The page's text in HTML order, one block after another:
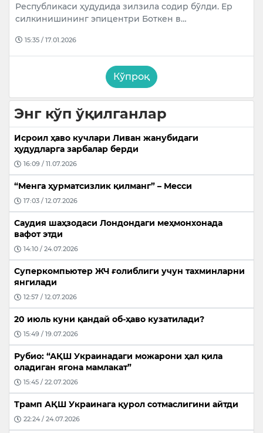
Республикаси ҳудудида зилзила содир бўлди. Ер
силкинишининг эпицентри Боткен в…
15:35 / 17.01.2026
Кўпроқ
Энг кўп ўқилганлар
Исроил ҳаво кучлари Ливан жанубидаги
ҳудудларга зарбалар берди
16:09 / 11.07.2026
“Менга ҳурматсизлик қилманг” – Месси
17:03 / 12.07.2026
Саудия шаҳзодаси Лондондаги меҳмонхонада
вафот этди
14:10 / 24.07.2026
Суперкомпьютер ЖЧ ғолиблиги учун тахминларни
янгилади
12:57 / 12.07.2026
20 июль куни қандай об-ҳаво кузатилади?
15:49 / 19.07.2026
Рубио: “АҚШ Украинадаги можарони ҳал қила
оладиган ягона мамлакат”
15:45 / 22.07.2026
Трамп АҚШ Украинага қурол сотмаслигини айтди
22:24 / 24.07.2026